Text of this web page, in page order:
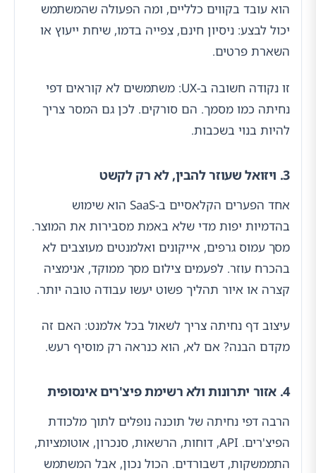
הוא עובד בקווים כלליים, ומה הפעולה שהמשתמש
יכול לבצע: ניסיון חינם, צפייה בדמו, שיחת ייעוץ או
השארת פרטים.
זו נקודה חשובה ב-UX: משתמשים לא קוראים דפי
נחיתה כמו מסמך. הם סורקים. לכן גם המסר צריך
להיות בנוי בשכבות.
3. ויזואל שעוזר להבין, לא רק לקשט
אחד הפערים הקלאסיים ב-SaaS הוא שימוש
בהדמיות יפות מדי שלא באמת מסבירות את המוצר.
מסך עמוס גרפים, אייקונים ואלמנטים מעוצבים לא
בהכרח עוזר. לפעמים צילום מסך ממוקד, אנימציה
קצרה או איור תהליך פשוט יעשו עבודה טובה יותר.
עיצוב דף נחיתה צריך לשאול בכל אלמנט: האם זה
מקדם הבנה? אם לא, הוא כנראה רק מוסיף רעש.
4. אזור יתרונות ולא רשימת פיצ'רים אינסופית
הרבה דפי נחיתה של תוכנה נופלים לתוך מלכודת
הפיצ'רים. API, דוחות, הרשאות, סנכרון, אוטומציות,
התממשקות, דשבורדים. הכול נכון, אבל המשתמש